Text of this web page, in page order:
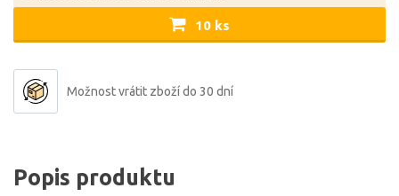
10 ks
Možnost vrátit zboží do 30 dní
Popis produktu